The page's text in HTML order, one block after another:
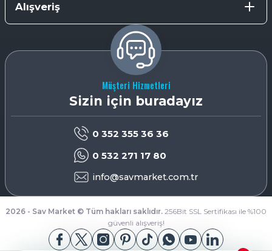
Alışveriş
Müşteri Hizmetleri
Sizin için buradayız
0 352 355 36 36
0 532 271 17 80
info@savmarket.com.tr
2026 - Sav Market © Tüm hakları saklıdır. 256Bit SSL Sertifikası ile %100
güvenli alışveriş!